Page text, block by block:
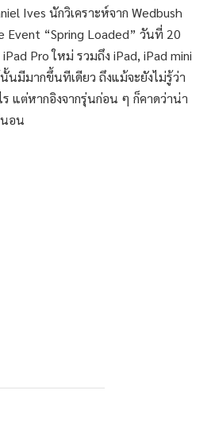
Ives นักวิเคราะห์จาก Wedbush
Event “Spring Loaded” วันที่ 20
Pro ใหม่ รวมถึง iPad, iPad mini
นมีมากขึ้นทีเดียว ถึงแม้จะยังไม่รู้ว่า
ร แต่หากอิงจากรุ่นก่อน ๆ ก็คาดว่าน่า
อน